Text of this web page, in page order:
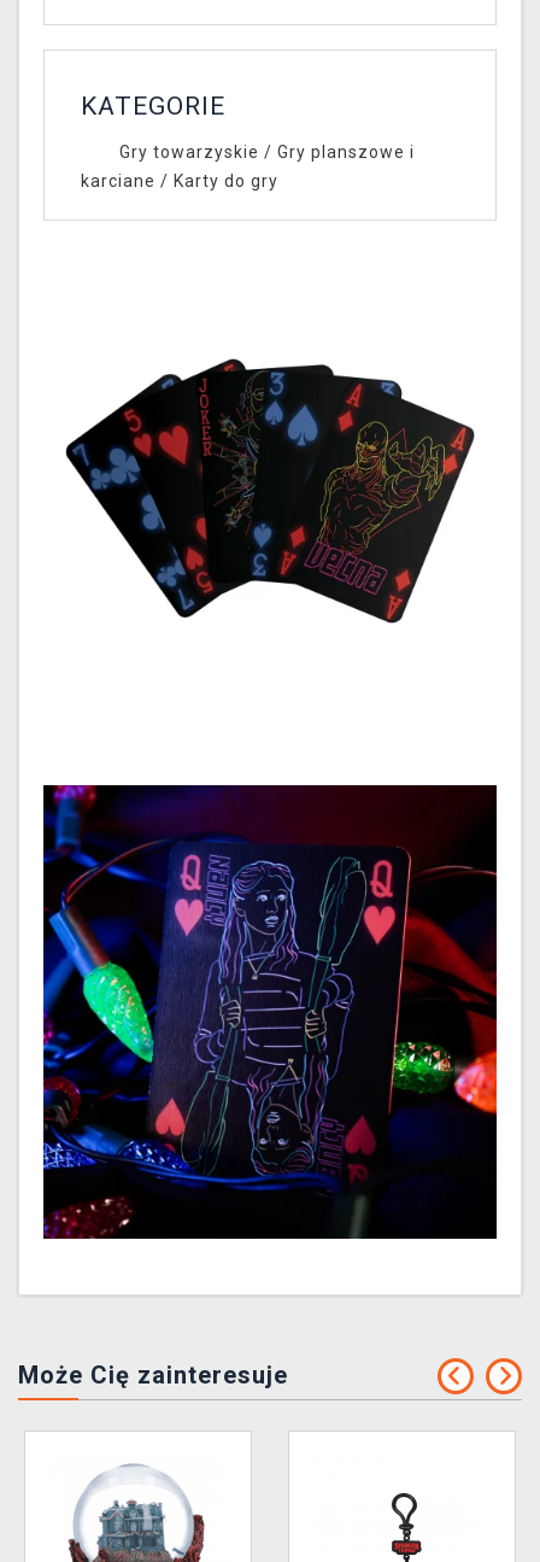
KATEGORIE
Gry towarzyskie / Gry planszowe i
karciane / Karty do gry
Może Cię zainteresuje